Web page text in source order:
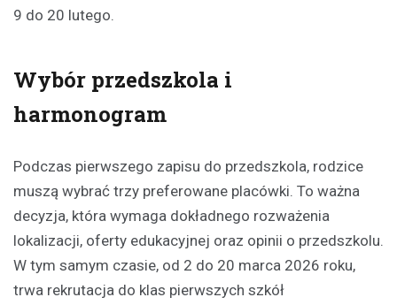
9 do 20 lutego.
Wybór przedszkola i
harmonogram
Podczas pierwszego zapisu do przedszkola, rodzice
muszą wybrać trzy preferowane placówki. To ważna
decyzja, która wymaga dokładnego rozważenia
lokalizacji, oferty edukacyjnej oraz opinii o przedszkolu.
W tym samym czasie, od 2 do 20 marca 2026 roku,
trwa rekrutacja do klas pierwszych szkół